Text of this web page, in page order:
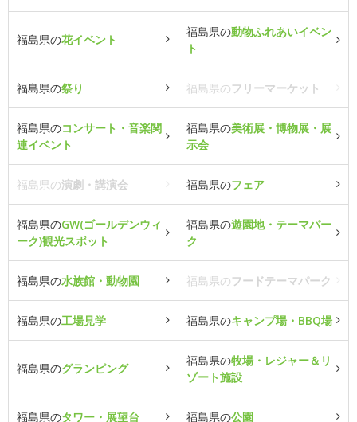
福島県の花イベント
福島県の動物ふれあいイベン
ト
福島県の祭り 福島県のフリーマーケット
福島県のコンサート・音楽関
連イベント
福島県の美術展・博物展・展
示会
福島県の演劇・講演会 福島県のフェア
福島県のGW(ゴールデンウィ
ーク)観光スポット
福島県の遊園地・テーマパー
ク
福島県の水族館・動物園 福島県のフードテーマパーク
福島県の工場見学 福島県のキャンプ場・BBQ場
福島県のグランピング
福島県の牧場・レジャー＆リ
ゾート施設
福島県のタワー・展望台 福島県の公園